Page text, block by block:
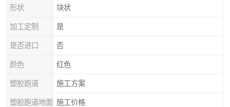
形状 块状
加工定制 是
是否进口 否
颜色 红色
塑胶跑道 施工方案
塑胶跑道地面 施工价格